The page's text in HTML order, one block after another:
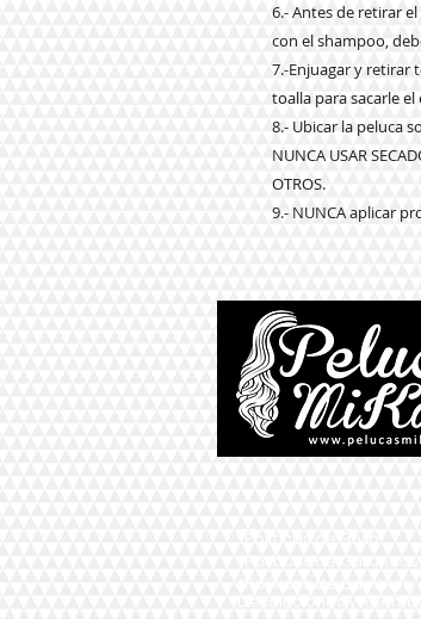
6.- Antes de retirar
con el shampoo,
7.-Enjuagar y retirar
toalla para sacarle el
8.- Ubicar la peluca
NUNCA USAR
OTROS.
9.- NUNCA aplicar